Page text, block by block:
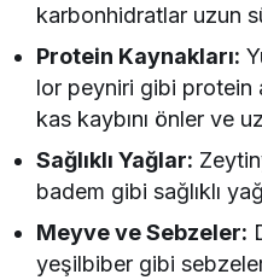
karbonhidratlar uzun
Protein Kaynakları:
lor peyniri gibi protein
kas kaybını önler ve
Sağlıklı Yağlar:
badem gibi sağlıklı
Meyve ve Sebzeler:
yeşilbiber gibi